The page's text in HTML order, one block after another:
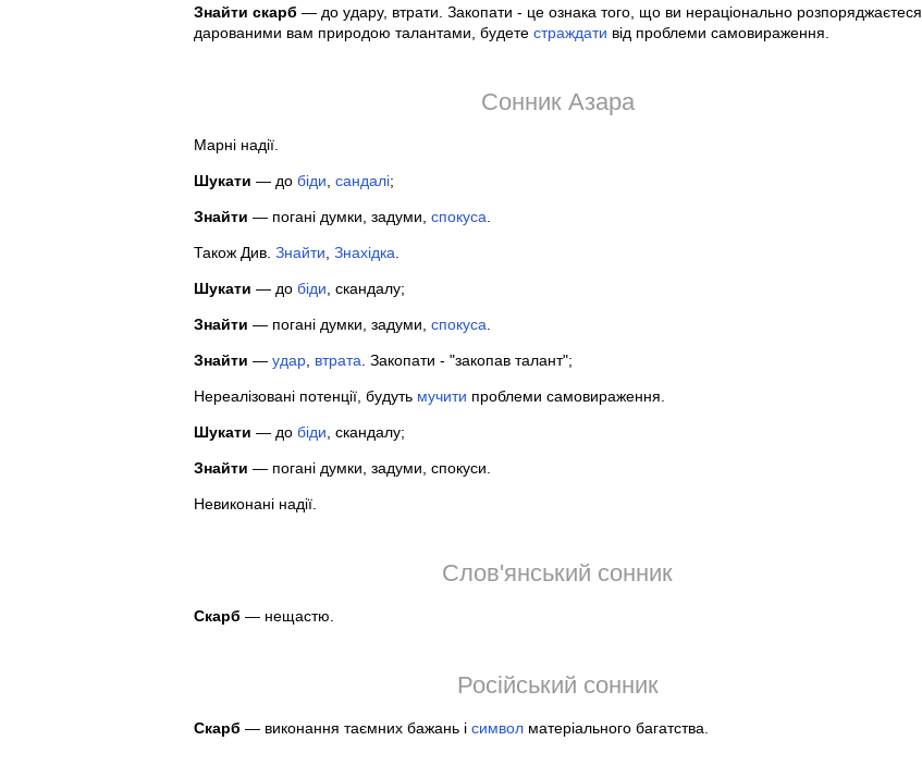
Знайти скарб — до удару, втрати. Закопати - це ознака того, що ви нераціонально розпоряджаєтеся
дарованими вам природою талантами, будете страждати від проблеми самовираження.
Сонник Азара
Марні надії.
Шукати — до біди сандалі;
Знайти — погані думки, задуми, спокуса
Також Див. Знайти Знахідка
Шукати — до біди , скандалу;
Знайти — погані думки, задуми, спокуса
Знайти — удар, втрата . Закопати - "закопав талант";
Нереалізовані потенції, будуть мучити проблеми самовираження.
Шукати — до біди , скандалу;
Знайти — погані думки, задуми, спокуси.
Невиконані надії.
Слов'янський сонник
Скарб — нещастю.
Російський сонник
Скарб — виконання таємних бажань і символматеріального багатства.